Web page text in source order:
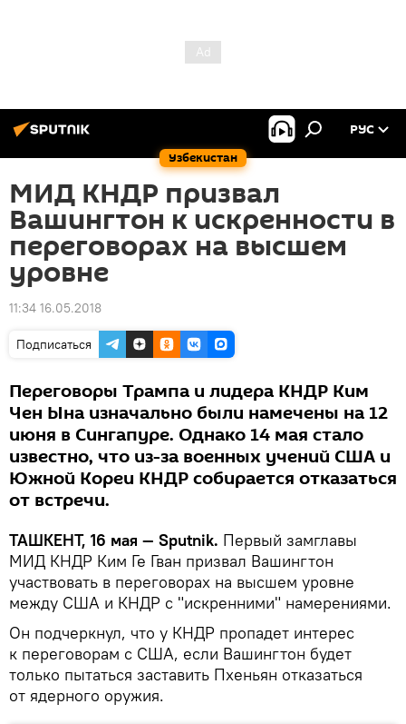
Узбекистан
РУС
МИД КНДР призвал
Вашингтон к искренности в
переговорах на высшем
уровне
11:34 16.05.2018
Подписаться
Переговоры Трампа и лидера КНДР Ким
Чен Ына изначально были намечены на 12
июня в Сингапуре. Однако 14 мая стало
известно, что из-за военных учений США и
Южной Кореи КНДР собирается отказаться
от встречи.
ТАШКЕНТ, 16 мая — Sputnik. Первый замглавы
МИД КНДР Ким Ге Гван призвал Вашингтон
участвовать в переговорах на высшем уровне
между США и КНДР с "искренними" намерениями.
Он подчеркнул, что у КНДР пропадет интерес
к переговорам с США, если Вашингтон будет
только пытаться заставить Пхеньян отказаться
от ядерного оружия.